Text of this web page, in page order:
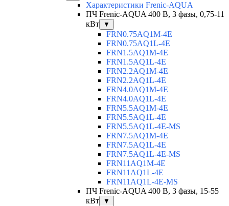
Характеристики Frenic-AQUA
ПЧ Frenic-AQUA 400 В, 3 фазы, 0,75-11
кВт
▼
FRN0.75AQ1M-4E
FRN0.75AQ1L-4E
FRN1.5AQ1M-4E
FRN1.5AQ1L-4E
FRN2.2AQ1M-4E
FRN2.2AQ1L-4E
FRN4.0AQ1M-4E
FRN4.0AQ1L-4E
FRN5.5AQ1M-4E
FRN5.5AQ1L-4E
FRN5.5AQ1L-4E-MS
FRN7.5AQ1M-4E
FRN7.5AQ1L-4E
FRN7.5AQ1L-4E-MS
FRN11AQ1M-4E
FRN11AQ1L-4E
FRN11AQ1L-4E-MS
ПЧ Frenic-AQUA 400 В, 3 фазы, 15-55
кВт
▼